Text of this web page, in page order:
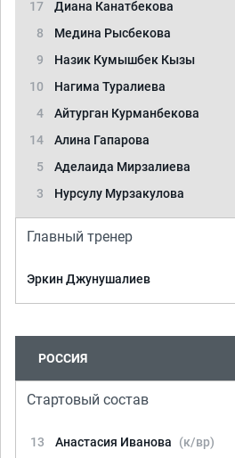
17
Диана Канатбекова
8
Медина Рысбекова
9
Назик Кумышбек Кызы
10
Нагима Туралиева
4
Айтурган Курманбекова
14
Алина Гапарова
5
Аделаида Мирзалиева
3
Нурсулу Мурзакулова
Главный тренер
Эркин Джунушалиев
РОССИЯ
Стартовый состав
13 Анастасия Иванова
(к/вр)